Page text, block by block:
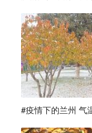
#疫情下的兰州 气